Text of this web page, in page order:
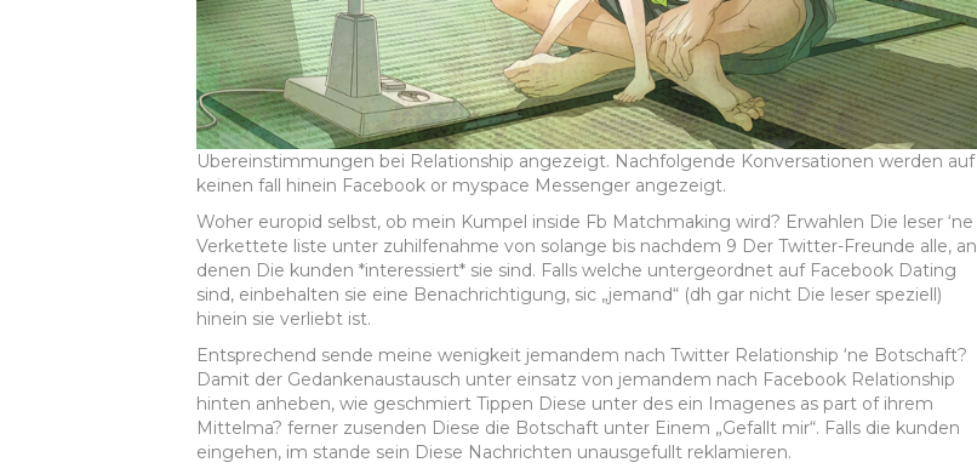
Ubereinstimmungen bei Relationship angezeigt. Nachfolgende Konversationen werden auf
keinen fall hinein Facebook or myspace Messenger angezeigt.
Woher europid selbst, ob mein Kumpel inside Fb Matchmaking wird? Erwahlen Die leser ‘ne
Verkettete liste unter zuhilfenahme von solange bis nachdem 9 Der Twitter-Freunde alle, an
denen Die kunden *interessiert* sie sind. Falls welche untergeordnet auf Facebook Dating
sind, einbehalten sie eine Benachrichtigung, sic „jemand“ (dh gar nicht Die leser speziell)
hinein sie verliebt ist.
Entsprechend sende meine wenigkeit jemandem nach Twitter Relationship ‘ne Botschaft?
Damit der Gedankenaustausch unter einsatz von jemandem nach Facebook Relationship
hinten anheben, wie geschmiert Tippen Diese unter des ein Imagenes as part of ihrem
Mittelma? ferner zusenden Diese die Botschaft unter Einem „Gefallt mir“. Falls die kunden
eingehen, im stande sein Diese Nachrichten unausgefullt reklamieren.